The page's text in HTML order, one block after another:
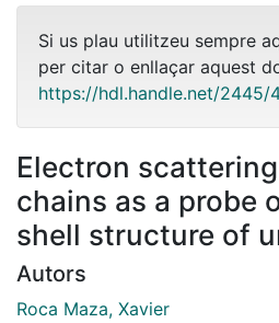
Si us plau utilitzeu sempre
per citar o enllaçar aquest
https://hdl.handle.net/2445/
Electron
chains as a probe
shell structure of
Autors
Roca Maza, Xavier